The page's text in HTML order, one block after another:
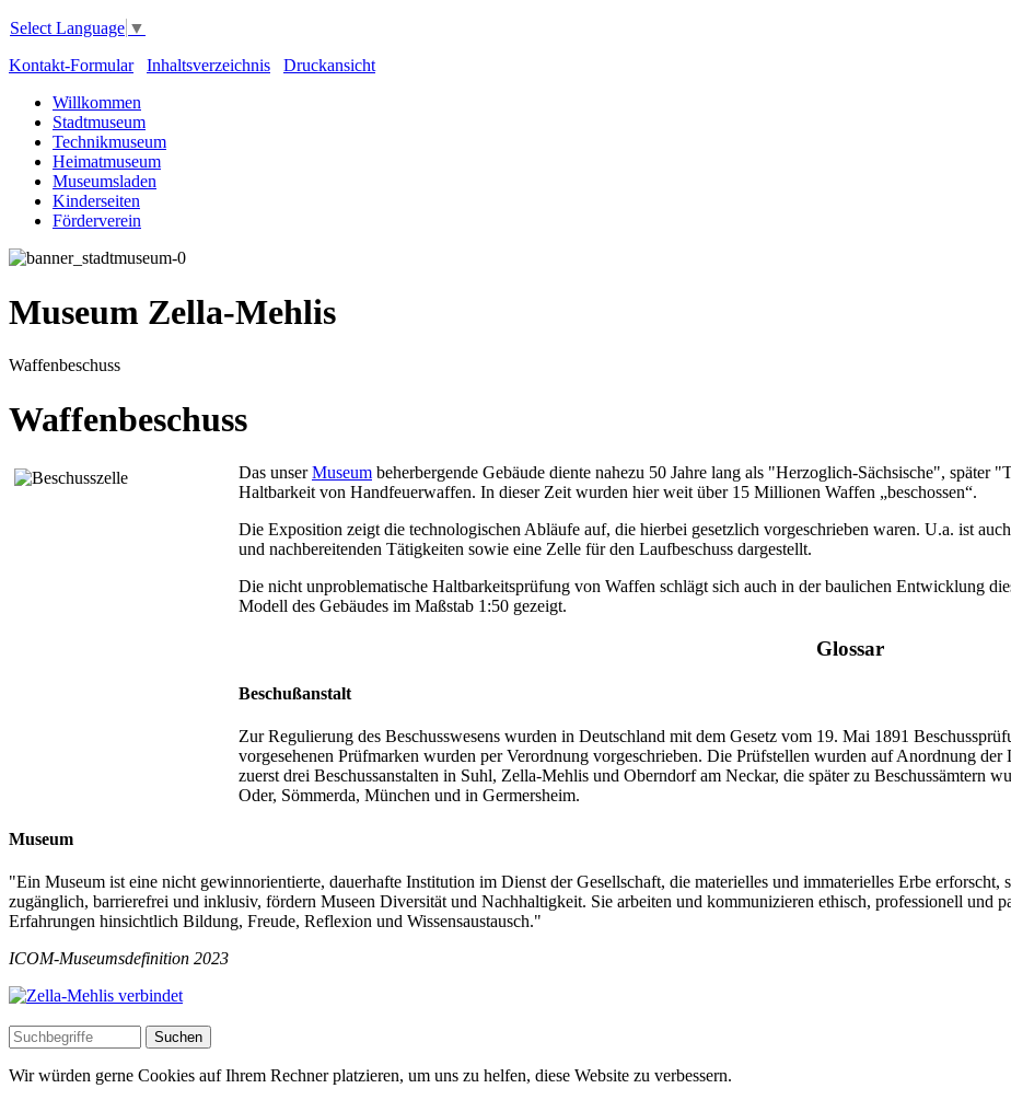
Select Language ▼
Kontakt-Formular
Inhaltsverzeichnis
Druckansicht
Willkommen
Stadtmuseum
Technikmuseum
Heimatmuseum
Museumsladen
Kinderseiten
Förderverein
Museum Zella-Mehlis
Waffenbeschuss
Waffenbeschuss
Das unserMuseum beherbergende Gebäude diente nahezu 50 Jahre lang als "Herzoglich-Sächsische", später
Haltbarkeit von Handfeuerwaffen. In dieser Zeit wurden hier weit über 15 Millionen Waffen „beschossen“.
Die Exposition zeigt die technologischen Abläufe auf, die hierbei gesetzlich vorgeschrieben waren. U.a. ist
und nachbereitenden Tätigkeiten sowie eine Zelle für den Laufbeschuss dargestellt.
Die nicht unproblematische Haltbarkeitsprüfung von Waffen schlägt sich auch in der baulichen Entwicklung
Modell des Gebäudes im Maßstab 1:50 gezeigt.
Glossar
Beschußanstalt
Zur Regulierung des Beschusswesens wurden in Deutschland mit dem Gesetz vom 19. Mai 1891
vorgesehenen Prüfmarken wurden per Verordnung vorgeschrieben. Die Prüfstellen wurden auf Anordnung
zuerst drei Beschussanstalten in Suhl, Zella-Mehlis und Oberndorf am Neckar, die später zu Beschussämtern
Oder, Sömmerda, München und in Germersheim.
Museum
"Ein Museum ist eine nicht gewinnorientierte, dauerhafte Institution im Dienst der Gesellschaft, die materielles und immaterielles Erbe
zugänglich, barrierefrei und inklusiv, fördern Museen Diversität und Nachhaltigkeit. Sie arbeiten und kommunizieren ethisch, professionell und
Erfahrungen hinsichtlich Bildung, Freude, Reflexion und Wissensaustausch."
ICOM-Museumsdefinition 2023
Wir würden gerne Cookies auf Ihrem Rechner platzieren, um uns zu helfen, diese Website zu verbessern.